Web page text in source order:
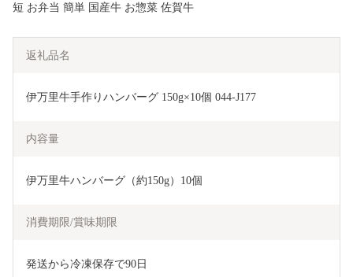
短 お弁当 簡単 国産牛 お惣菜 佐賀牛
返礼品名
伊万里牛手作りハンバーグ 150g×10個 044-J177
内容量
伊万里牛ハンバーグ（約150g）10個
消費期限/賞味期限
発送から冷凍保存で90日